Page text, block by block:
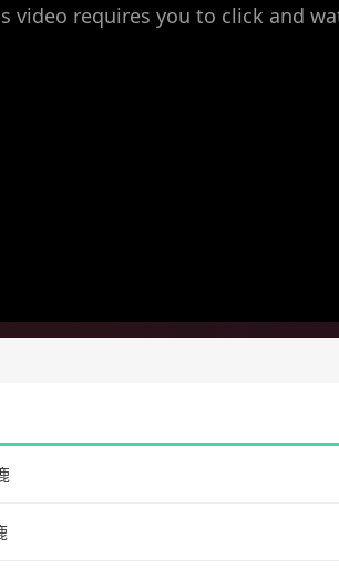
video requires you to click and